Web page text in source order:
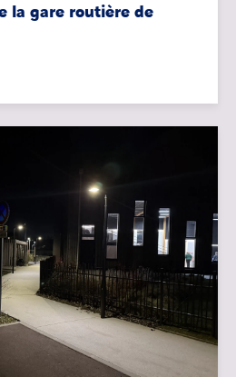
la gare routière de